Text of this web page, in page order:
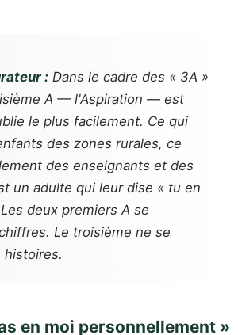
: Dans le cadre des « 3A »
A — l'Aspiration — est
le plus facilement. Ce qui
des zones rurales, ce
des enseignants et des
un adulte qui leur dise « tu en
deux premiers A se
Le troisième ne se
histoires.
en moi personnellement »